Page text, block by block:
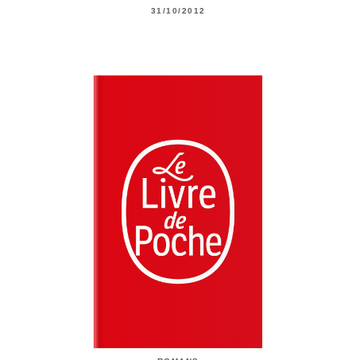
31/10/2012